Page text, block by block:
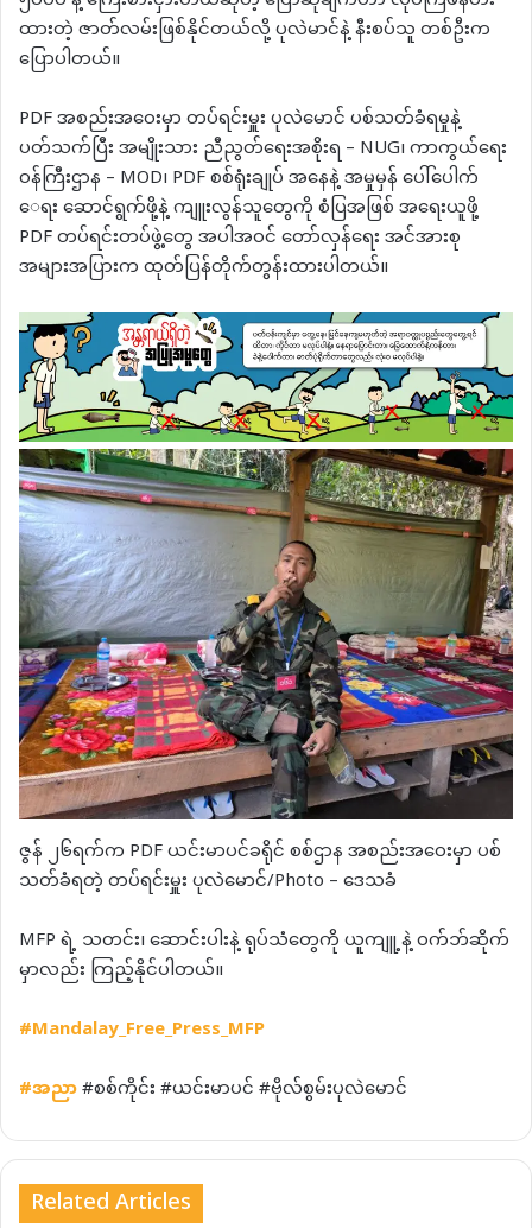
ထားတဲ့ ဇာတ်လမ်းဖြစ်နိုင်တယ်လို့ ပုလဲမာင်နဲ့ နီးစပ်သူ တစ်ဦးက
ပြောပါတယ်။
PDF အစည်းအဝေးမှာ တပ်ရင်းမှူး ပုလဲမောင် ပစ်သတ်ခံရမှုနဲ့
ပတ်သက်ပြီး အမျိုးသား ညီညွတ်ရေးအစိုးရ – ​NUG၊ ကာကွယ်ရေး
ဝန်ကြီးဌာန – MOD၊ PDF စစ်ရုံးချုပ် အနေနဲ့ အမှုမှန် ပေါ်ပေါက်​
ေရး ဆောင်ရွက်ဖို့နဲ့ ကျူးလွန်သူတွေကို စံပြအဖြစ် အရေးယူဖို့
PDF တပ်ရင်းတပ်ဖွဲ့တွေ အပါအဝင် တော်လှန်ရေး အင်အားစု
အများအပြားက ထုတ်ပြန်တိုက်တွန်းထားပါတယ်။
ဇွန် ၂၆ရက်က PDF ယင်းမာပင်ခရိုင် စစ်ဌာန အစည်းအဝေးမှာ ပစ်
သတ်ခံရတဲ့ တပ်ရင်းမှူး ပုလဲမောင်/Photo – ဒေသခံ
MFP ရဲ့ သတင်း၊ ဆောင်းပါးနဲ့ ရုပ်သံတွေကို ယူကျူ့နဲ့ ဝက်ဘ်ဆိုက်
မှာလည်း ကြည့်နိုင်ပါတယ်။
#Mandalay_Free_Press_MFP
#အညာ#စစ်ကိုင်း #ယင်းမာပင် #ဗိုလ်စွမ်းပုလဲမောင်
Related Articles